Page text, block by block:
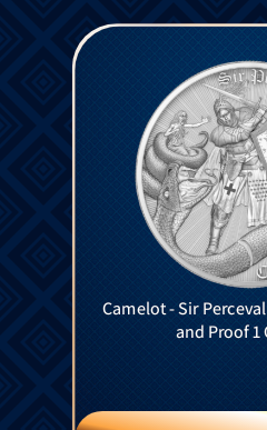
Camelot - Sir
and Proof 1